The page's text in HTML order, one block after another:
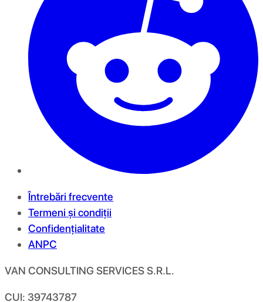
Întrebări frecvente
Termeni și condiții
Confidențialitate
ANPC
VAN CONSULTING SERVICES S.R.L.
CUI: 39743787